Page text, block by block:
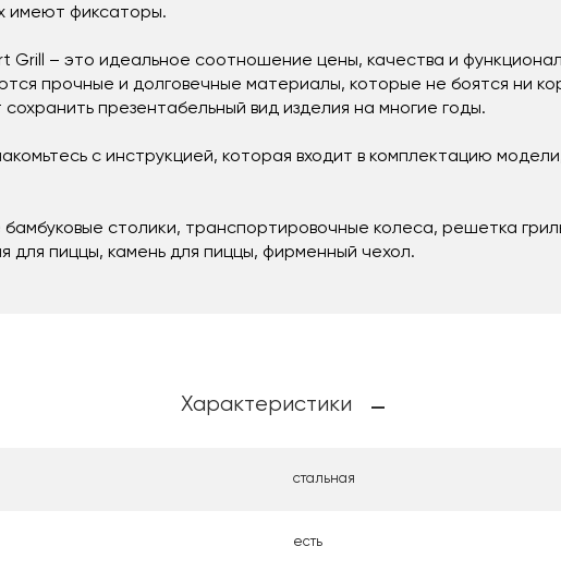
имеют фиксаторы.
Grill – это идеальное соотношение цены, качества и
прочные и долговечные материалы, которые не боятся ни
презентабельный вид изделия на многие годы.
с инструкцией, которая входит в комплектацию
столики, транспортировочные колеса, решетка
для пиццы, камень для пиццы, фирменный чехол.
Характеристики
стальная
есть